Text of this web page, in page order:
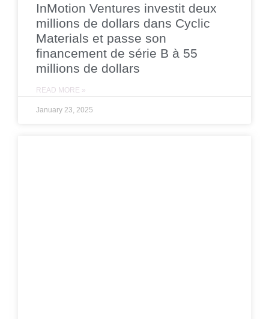
InMotion Ventures investit deux
millions de dollars dans Cyclic
Materials et passe son
financement de série B à 55
millions de dollars
READ MORE »
January 23, 2025